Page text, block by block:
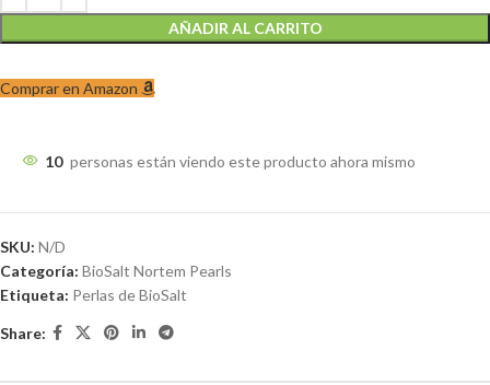
AÑADIR AL CARRITO
Comprar en Amazon
10 personas están viendo este producto ahora mismo
SKU: N/D
Categoría: BioSalt Nortem Pearls
Etiqueta: Perlas de BioSalt
Share: